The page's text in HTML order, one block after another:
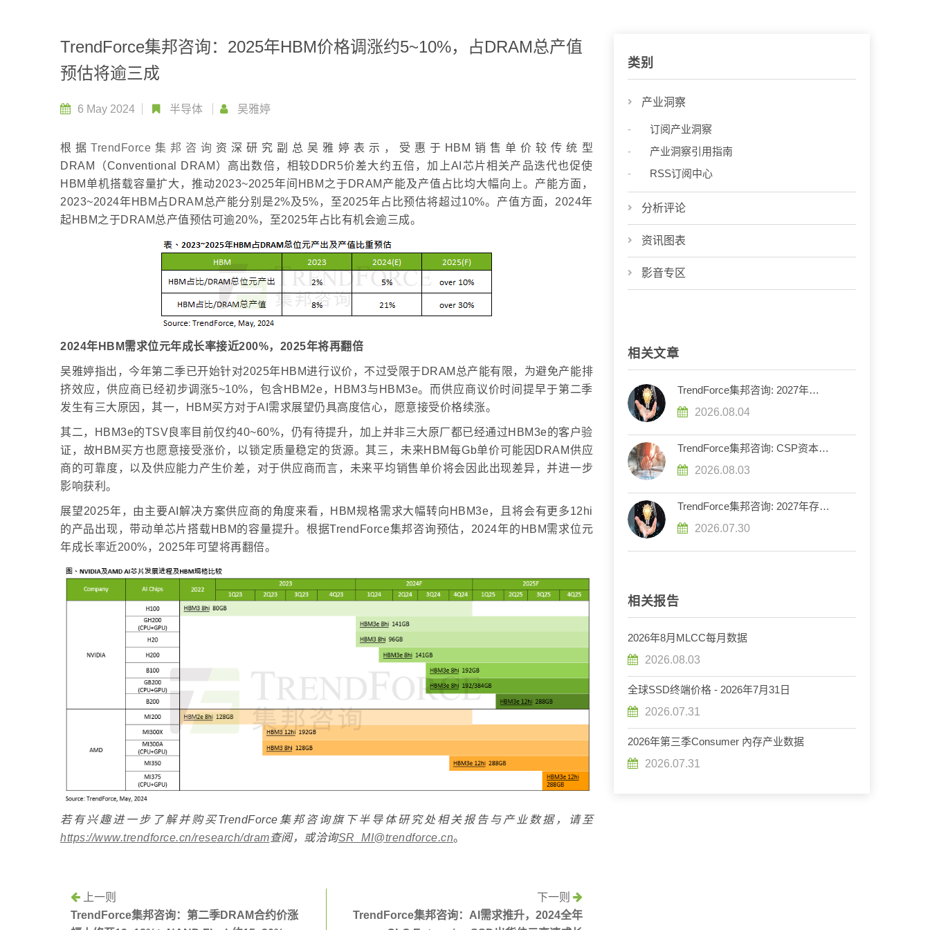
TrendForce集邦咨询：2025年HBM价格调涨约5~10%，占DRAM总产值
预估将逾三成
6 May 2024 半导体 吴雅婷
根据TrendForce集邦咨询 资深研究副总吴雅婷表示，受惠于HBM销售单价较传统型
DRAM（Conventional DRAM）高出数倍，相较DDR5价差大约五倍，加上AI芯片相关产品迭代也促使
HBM单机搭载容量扩大，推动2023~2025年间HBM之于DRAM产能及产值占比均大幅向上。产能方面，
2023~2024年HBM占DRAM总产能分别是2%及5%，至2025年占比预估将超过10%。产值方面，2024年
起HBM之于DRAM总产值预估可逾20%，至2025年占比有机会逾三成。
2024年HBM需求位元年成长率接近200%，2025年将再翻倍
吴雅婷指出，今年第二季已开始针对2025年HBM进行议价，不过受限于DRAM总产能有限，为避免产能排
挤效应，供应商已经初步调涨5~10%，包含HBM2e，HBM3与HBM3e。而供应商议价时间提早于第二季
发生有三大原因，其一，HBM买方对于AI需求展望仍具高度信心，愿意接受价格续涨。
其二，HBM3e的TSV良率目前仅约40~60%，仍有待提升，加上并非三大原厂都已经通过HBM3e的客户验
证，故HBM买方也愿意接受涨价，以锁定质量稳定的货源。其三，未来HBM每Gb单价可能因DRAM供应
商的可靠度，以及供应能力产生价差，对于供应商而言，未来平均销售单价将会因此出现差异，并进一步
影响获利。
展望2025年，由主要AI解决方案供应商的角度来看，HBM规格需求大幅转向HBM3e，且将会有更多12hi
的产品出现，带动单芯片搭载HBM的容量提升。根据TrendForce集邦咨询预估，2024年的HBM需求位元
年成长率近200%，2025年可望将再翻倍。
若有兴趣进一步了解并购买TrendForce集邦咨询旗下半导体研究处相关报告与产业数据，请至
https://www.trendforce.cn/research/dram查阅，或洽询SR_MI@trendforce.cn。
上一则
TrendForce集邦咨询：第二季DRAM合约价涨
下一则
TrendForce集邦咨询：AI需求推升，2024全年
类别
产业洞察
订阅产业洞察
产业洞察引用指南
RSS订阅中心
分析评论
资讯图表
影音专区
相关文章
TrendForce集邦咨询: 2027年
下调Rubin Ultra HBM配置
2026.08.04
TrendForce集邦咨询: CSP资本支
出货量增幅上调至近31%
2026.08.03
TrendForce集邦咨询: 2027年存储
紧缺、NAND Flash转趋宽松
2026.07.30
相关报告
2026年8月MLCC每月数据
2026.08.03
全球SSD终端价格 - 2026年7月31日
2026.07.31
2026年第三季Consumer 內存产业数据
2026.07.31